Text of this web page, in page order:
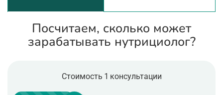
Посчитаем, сколько может
зарабатывать нутрициолог?
Стоимость 1 консультации